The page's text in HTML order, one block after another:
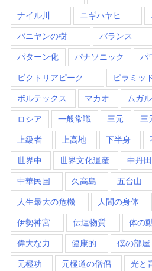
ナイル川 ニギハヤヒ
バニヤンの樹 バランス
パターン化 パナソニック パ
ビクトリアピーク ピラミッ
ボルテックス マカオ ムガ
ロシア 一般常識 三元 三
上級者 上高地 下半身
世界中 世界文化遺産 中丹田
中華民国 久高島 五台山
人生最大の危機 人間の身体
伊勢神宮 伝達物質 体の
偉大な力 健康的 僕の部屋
元極功 元極道の僧侶 光と